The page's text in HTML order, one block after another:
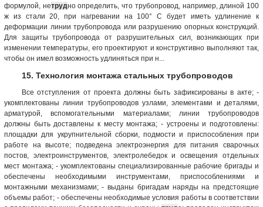
формулой, нетрудно определить, что трубопровод, например, длиной 100
ж из стали 20, при нагревании на 100° С будет иметь удлинение к
деформации линии трубопровода или разрушению опорных конструкций.
Для защиты трубопровода от разрушительных сил, возникающих при
изменении температуры, его проектируют и конструктивно выполняют так,
чтобы он имел возможность удлиняться при н...
15. Технология монтажа стальных трубопроводов
Все отступления от проекта должны быть зафиксированы в акте; -
укомплектованы линии трубопроводов узлами, элементами и деталями,
арматурой, вспомогательными материалами; линии трубопроводов
должны быть доставлены к месту монтажа; - устроены и подготовлены:
площадки для укрупнительной сборки, подмости и приспособления при
работе на высоте; подведена электроэнергия для питания сварочных
постов, электроинструментов, электролебедок и освещения отдельных
мест монтажа; - укомплектованы специализированные рабочие бригады и
обеспечены необходимыми инструментами, приспособлениями и
монтажными механизмами; - выданы бригадам наряды на предстоящие
объемы работ; - обеспечены необходимые условия работы в соответствии